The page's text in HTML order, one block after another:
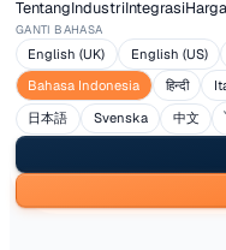
TentangIndustri
GANTI BAHASA
English (UK) English
Bahasa Indonesia
日本語
Svenska